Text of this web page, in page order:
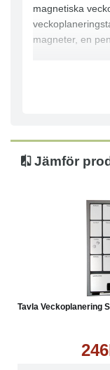
magnetiska
magneter, en
Jämför
Tavla Veckoplanering